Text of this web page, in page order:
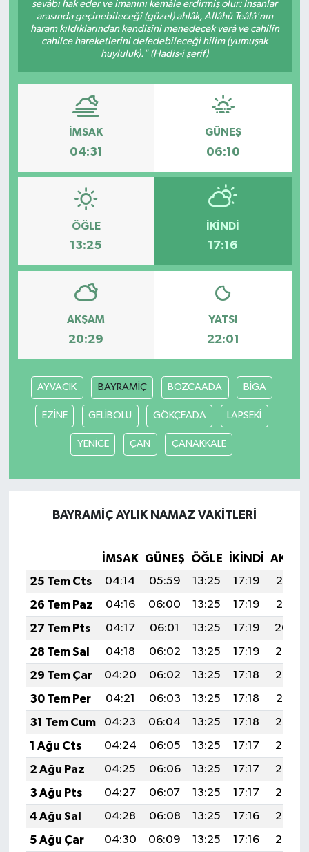
sevâbı hak eder ve imanını kemâle erdirmiş olur: İnsanlar
arasında geçinebileceği (güzel) ahlâk, Allâhü Teâlâ'nın
haram kıldıklarından kendisini menedecek verâ ve cahilin
cahilce hareketlerini defedebileceği hilim (yumuşak
huyluluk)." (Hadis-i şerif)
İMSAK
04:31
GÜNEŞ
06:10
ÖĞLE
13:25
İKINDI
17:16
AKŞAM
20:29
YATSI
22:01
AYVACIK BAYRAMİÇ BOZCAADA BİGA
EZİNE GELİBOLU GÖKÇEADA LAPSEKİ
YENİCE ÇAN ÇANAKKALE
BAYRAMİÇ AYLIK NAMAZ VAKITLERI
İMSAK GÜNEŞ ÖĞLE İKINDI
25 Tem Cts
04:14 05:59 13:25 17:19
20:41
26 Tem Paz
04:16 06:00 13:25 17:19
20:41
27 Tem Pts
04:17 06:01 13:25 17:19
20:40
28 Tem Sal
04:18 06:02 13:25 17:19
20:39
29 Tem Çar
04:20 06:02 13:25 17:18
20:38
30 Tem Per
04:21 06:03 13:25 17:18
20:37
31 Tem Cum
04:23 06:04 13:25 17:18
20:36
1 Ağu Cts
04:24 06:05 13:25 17:17
20:35
2 Ağu Paz
04:25 06:06 13:25 17:17
20:34
3 Ağu Pts
04:27 06:07 13:25 17:17
20:33
4 Ağu Sal
04:28 06:08 13:25 17:16
20:32
5 Ağu Çar
04:30 06:09 13:25 17:16
20:30
RESMİ İLAN